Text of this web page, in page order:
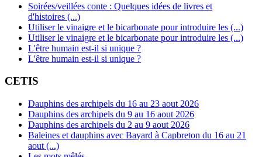
Soirées/veillées conte : Quelques idées de livres et
d'histoires (...)
Utiliser le vinaigre et le bicarbonate pour introduire les (...)
Utiliser le vinaigre et le bicarbonate pour introduire les (...)
L'être humain est-il si unique ?
L'être humain est-il si unique ?
CETIS
Dauphins des archipels du 16 au 23 aout 2026
Dauphins des archipels du 9 au 16 aout 2026
Dauphins des archipels du 2 au 9 aout 2026
Baleines et dauphins avec Bayard à Capbreton du 16 au 21
aout (...)